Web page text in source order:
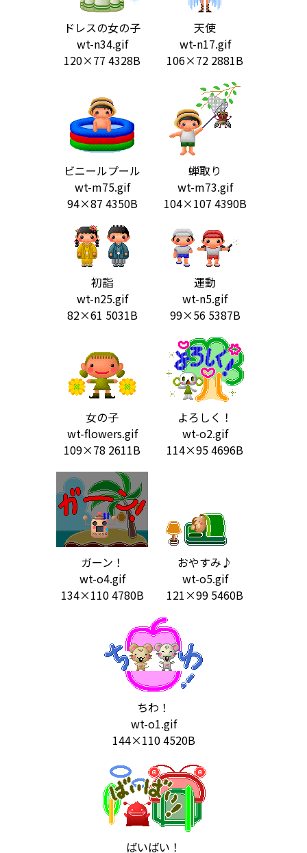
ドレスの女の子
wt-n34.gif
120×77 4328B
天使
wt-n17.gif
106×72 2881B
ビニールプール
wt-m75.gif
94×87 4350B
蝉取り
wt-m73.gif
104×107 4390B
初詣
wt-n25.gif
82×61 5031B
運動
wt-n5.gif
99×56 5387B
女の子
wt-flowers.gif
109×78 2611B
よろしく！
wt-o2.gif
114×95 4696B
ガーン！
wt-o4.gif
134×110 4780B
おやすみ♪
wt-o5.gif
121×99 5460B
ちわ！
wt-o1.gif
144×110 4520B
ばいばい！